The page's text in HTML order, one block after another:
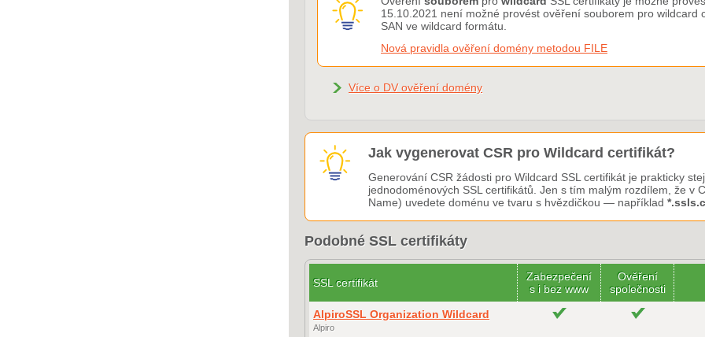
15.10.2021 není možné provést ověření souborem pro wildcard
SAN ve wildcard formátu.
Nová pravidla ověření domény metodou FILE
Více o DV ověření domény
Jak vygenerovat CSR pro Wildcard certifikát?
Generování CSR žádosti pro Wildcard SSL certifikát je prakticky
jednodoménových SSL certifikátů. Jen s tím malým rozdílem, že v
Name) uvedete doménu ve tvaru s hvězdičkou — například
Podobné SSL certifikáty
SSL certifikát
Zabezpečení
s i bez www
Ověření
společnosti
AlpiroSSL Organization Wildcard
Alpiro